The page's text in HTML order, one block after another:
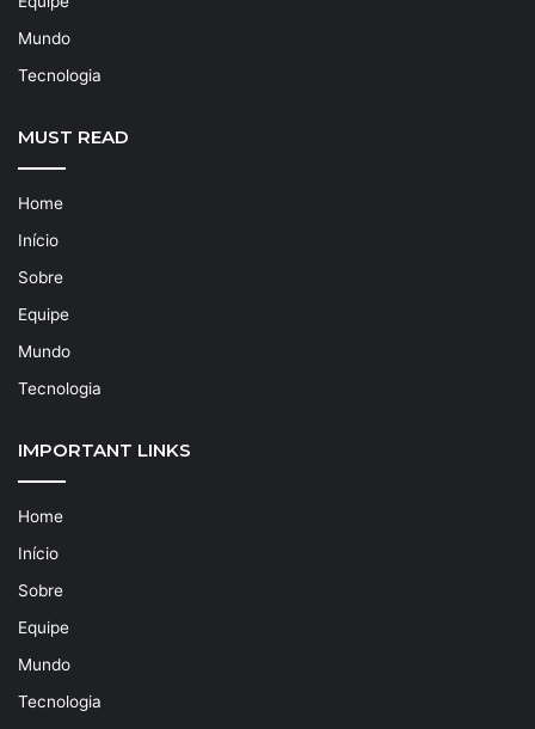
Mundo
Tecnologia
MUST READ
Home
Início
Sobre
Equipe
Mundo
Tecnologia
IMPORTANT LINKS
Home
Início
Sobre
Equipe
Mundo
Tecnologia